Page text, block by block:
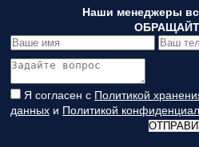
Наши менеджеры
Я согласен с Политикой
данных и Политикой